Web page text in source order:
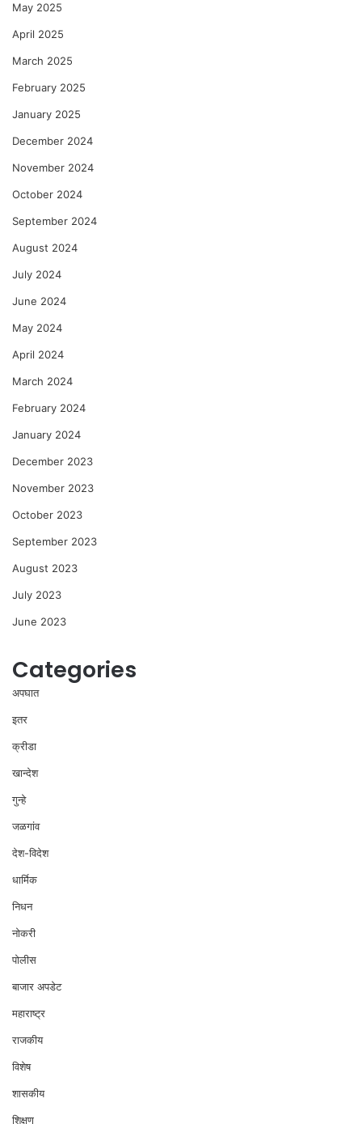
May 2025
April 2025
March 2025
February 2025
January 2025
December 2024
November 2024
October 2024
September 2024
August 2024
July 2024
June 2024
May 2024
April 2024
March 2024
February 2024
January 2024
December 2023
November 2023
October 2023
September 2023
August 2023
July 2023
June 2023
Categories
अपघात
इतर
क्रीडा
खान्देश
गुन्हे
जळगांव
देश-विदेश
धार्मिक
निधन
नोकरी
पोलीस
बाजार अपडेट
महाराष्ट्र
राजकीय
विशेष
शासकीय
शिक्षण